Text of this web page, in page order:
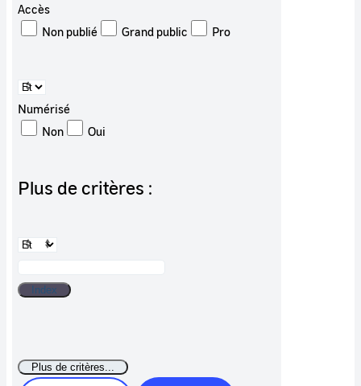
Accès
Non publié
Grand public Pro
Numérisé
Non
Oui
Plus de critères :